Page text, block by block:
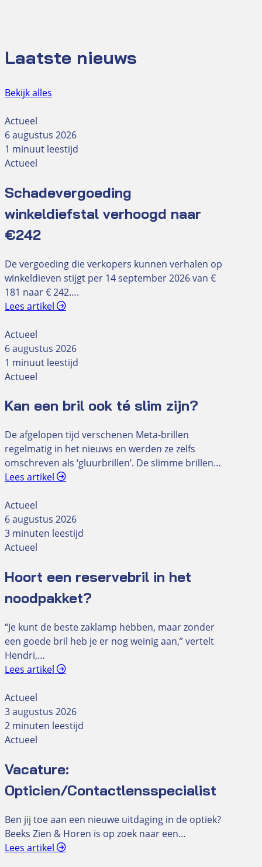
Laatste nieuws
Bekijk alles
Actueel
6 augustus 2026
1 minuut leestijd
Actueel
Schadevergoeding
winkeldiefstal verhoogd naar
€242
De vergoeding die verkopers kunnen verhalen op
winkeldieven stijgt per 14 september 2026 van €
181 naar € 242….
Lees artikel
Actueel
6 augustus 2026
1 minuut leestijd
Actueel
Kan een bril ook té slim zijn?
De afgelopen tijd verschenen Meta-brillen
regelmatig in het nieuws en werden ze zelfs
omschreven als ‘gluurbrillen’. De slimme brillen…
Lees artikel
Actueel
6 augustus 2026
3 minuten leestijd
Actueel
Hoort een reservebril in het
noodpakket?
“Je kunt de beste zaklamp hebben, maar zonder
een goede bril heb je er nog weinig aan,” vertelt
Hendri,…
Lees artikel
Actueel
3 augustus 2026
2 minuten leestijd
Actueel
Vacature:
Opticien/Contactlensspecialist
Ben jij toe aan een nieuwe uitdaging in de optiek?
Beeks Zien & Horen is op zoek naar een…
Lees artikel